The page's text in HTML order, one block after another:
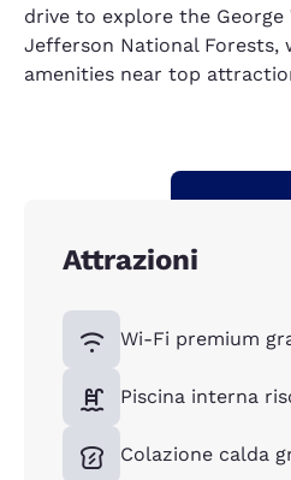
drive to explore the George
Jefferson National Forests,
amenities near top
Attrazioni
Wi-Fi premium
Piscina interna
Colazione calda